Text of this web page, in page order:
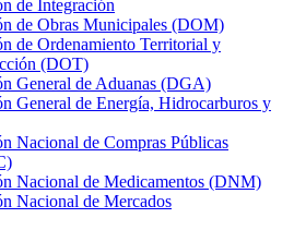
de Integración
de Obras Municipales (DOM)
de Ordenamiento Territorial y
(DOT)
General de Aduanas (DGA)
General de Energía, Hidrocarburos y
Nacional de Compras Públicas
Nacional de Medicamentos (DNM)
Nacional de Mercados